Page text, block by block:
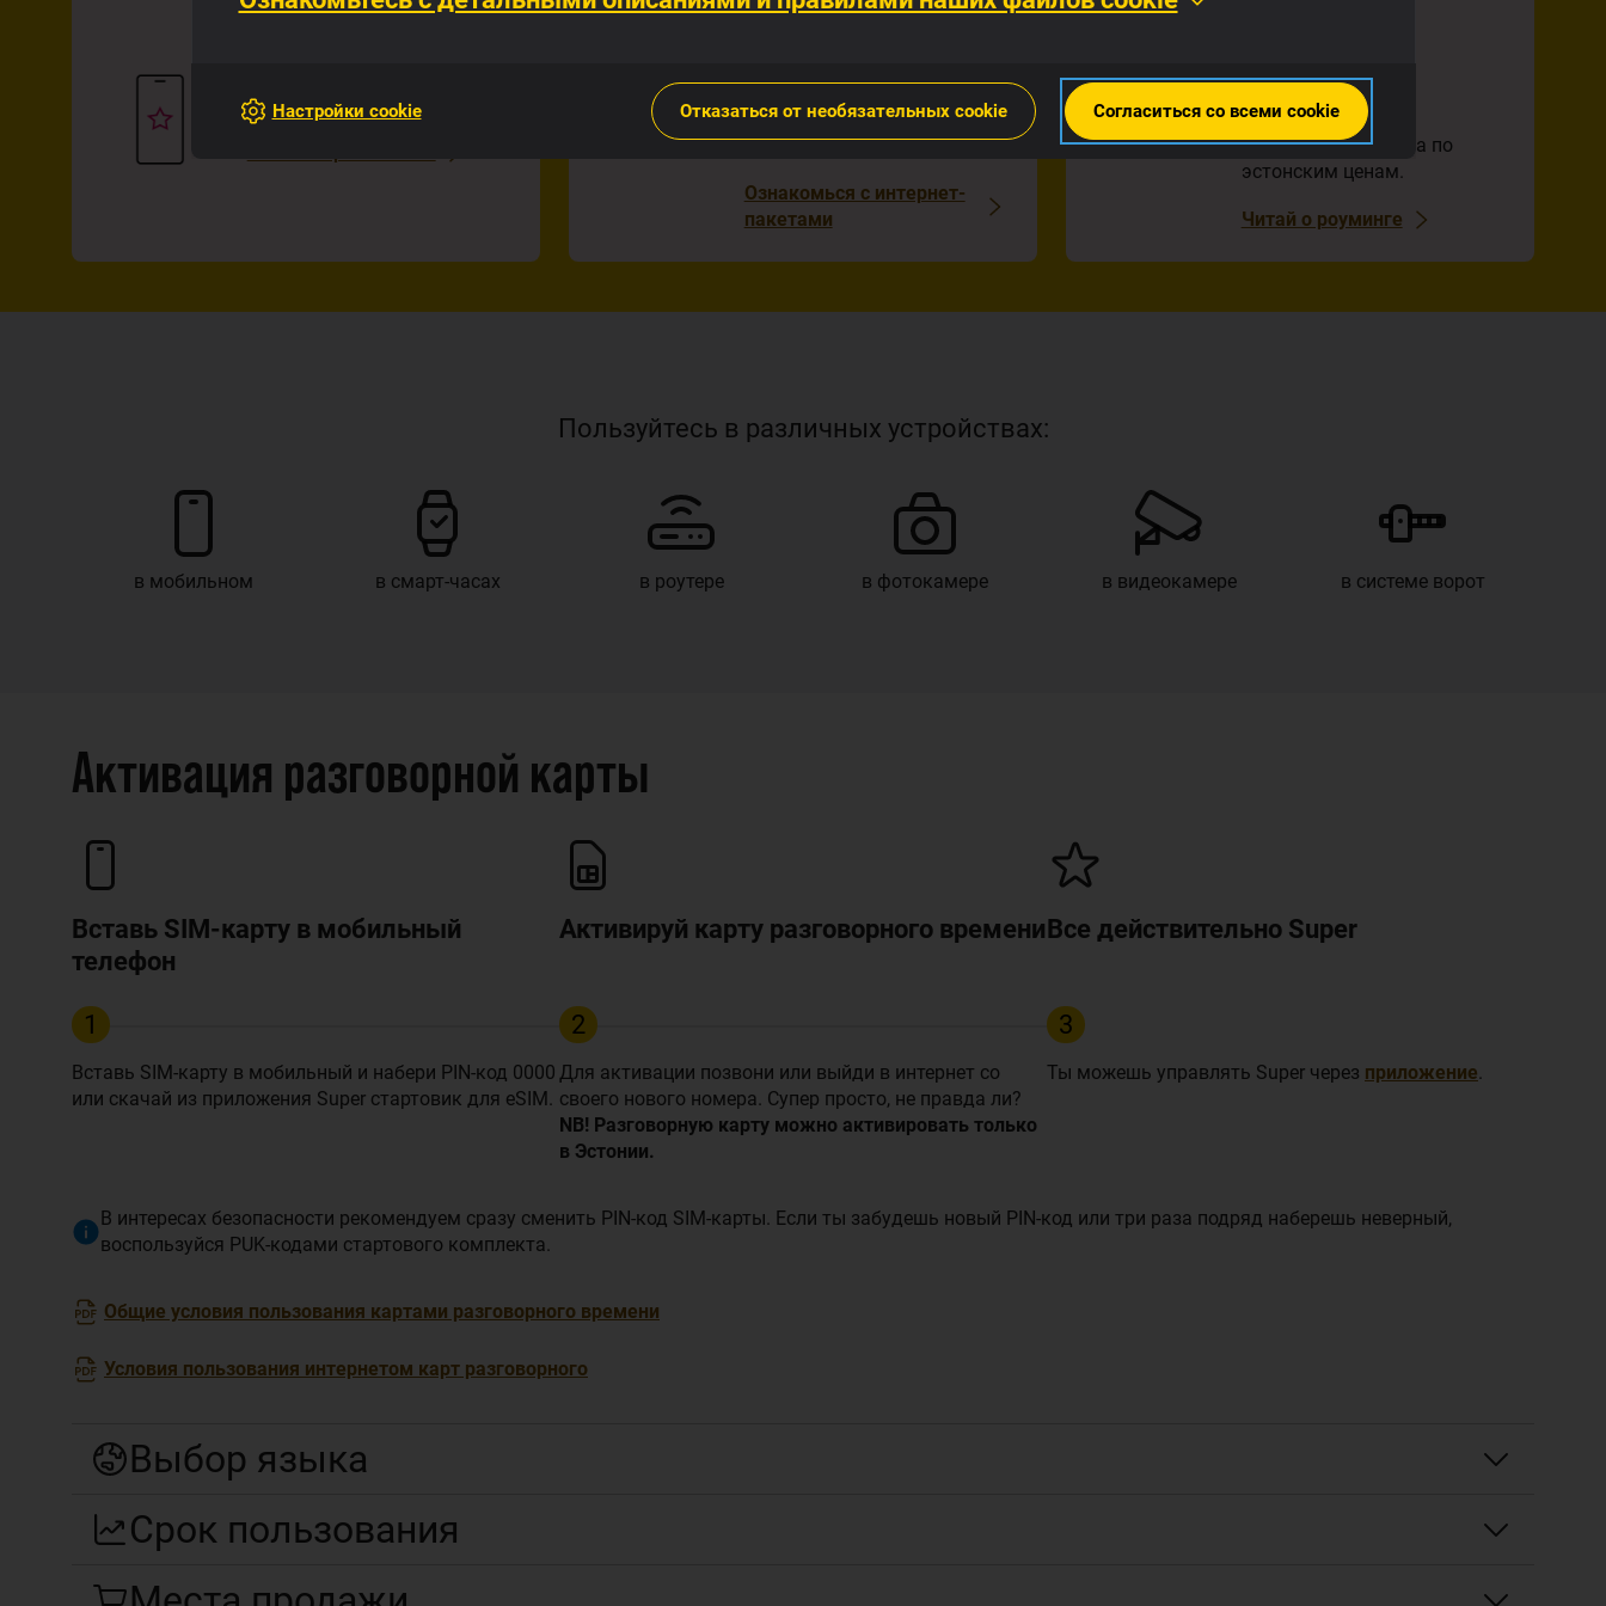
Согласиться со всеми cookie
Отказаться от необязательных cookie
Настройки cookie
Приложение Super
жизнь.
Сверхбыстрый 5G-
Super разгоняет медленную
сеть!
Ознакомься с интернет-
пакетами
свободно
Роуминг в странах
Европейского союза по
эстонским ценам.
Читай о роуминге
Пользуйтесь в различных устройствах:
в мобильном в смарт-часах в роутере в фотокамере в видеокамере в системе ворот
Активация разговорной карты
Вставь SIM-карту в мобильный
телефон
1
Вставь SIM-карту в мобильный и набери PIN-код 0000
или скачай из приложения Super стартовик для eSIM.
Активируй карту разговорного времени
2
Для активации позвони или выйди в интернет со
своего нового номера. Супер просто, не правда ли?
NB! Разговорную карту можно активировать только
в Эстонии.
Все действительно Super
3
Ты можешь управлять Super через приложение.
В интересах безопасности рекомендуем сразу сменить PIN-код SIM-карты. Если ты забудешь новый PIN-код или три раза подряд наберешь неверный,
воспользуйся PUK-кодами стартового комплекта.
Общие условия пользования картами разговорного времени
Условия пользования интернетом карт разговорного
Выбор языка
Срок пользования